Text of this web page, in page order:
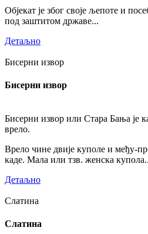
Објекат је због своје љепоте и
под заштитом државе...
Детаљно
Бисерни извор
Бисерни извор
Бисерни извор или Стара Бања је
врело.
Врело чине двије куполе и међу-
каде. Мала или тзв. женска
Детаљно
Слатина
Слатина